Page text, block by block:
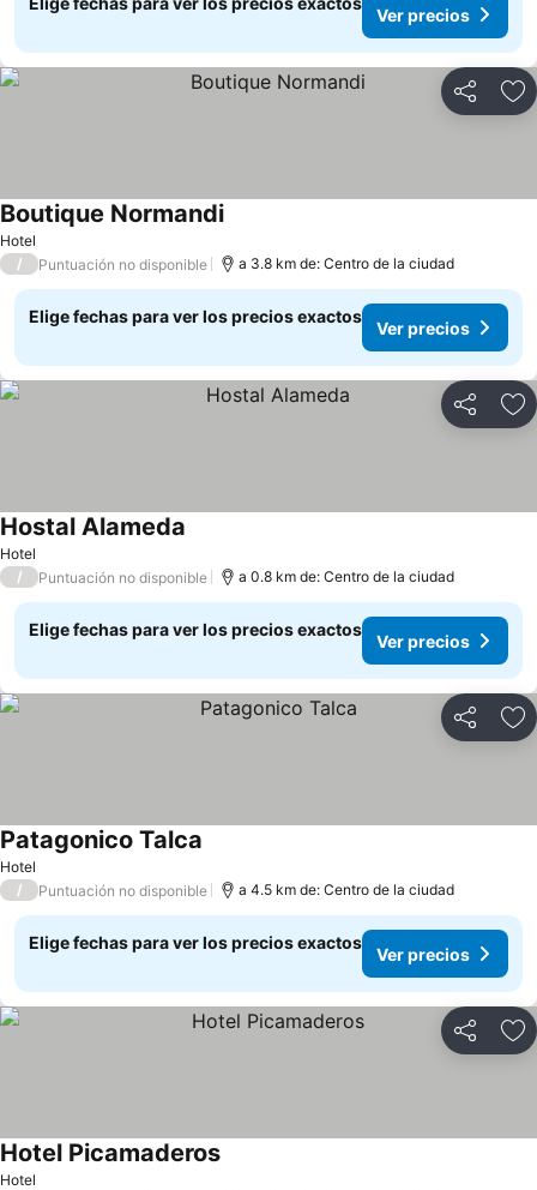
Ver precios
Compartir
Hotel
Boutique Normandi
/ Puntuación no disponible a 3.8 km de: Centro de la ciudad
Elige fechas para ver los precios exactos
Ver precios
Compartir
Hotel
Hostal Alameda
/ Puntuación no disponible a 0.8 km de: Centro de la ciudad
Elige fechas para ver los precios exactos
Ver precios
Compartir
Hotel
Patagonico Talca
/ Puntuación no disponible a 4.5 km de: Centro de la ciudad
Elige fechas para ver los precios exactos
Ver precios
Compartir
Hotel
Hotel Picamaderos